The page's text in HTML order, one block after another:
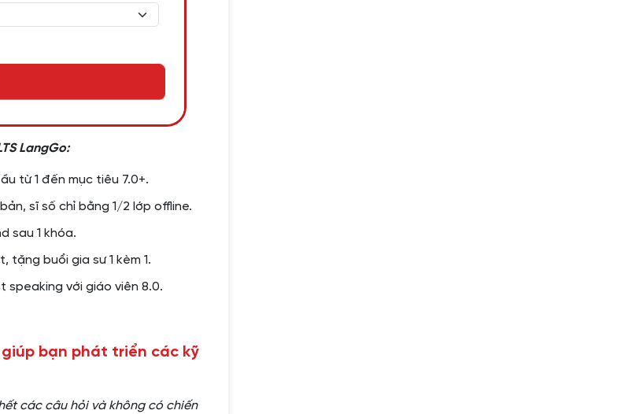
LangGo:
từ 1 đến mục tiêu 7.0+.
sĩ số chỉ bằng 1/2 lớp offline.
sau 1 khóa.
tặng buổi gia sư 1 kèm 1.
speaking với giáo viên 8.0.
bạn phát triển các kỹ
các câu hỏi và không có chiến